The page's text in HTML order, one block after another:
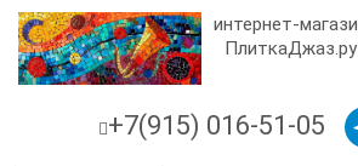
интернет-
ПлиткаДжаз.ру
+7(915) 016-51-05